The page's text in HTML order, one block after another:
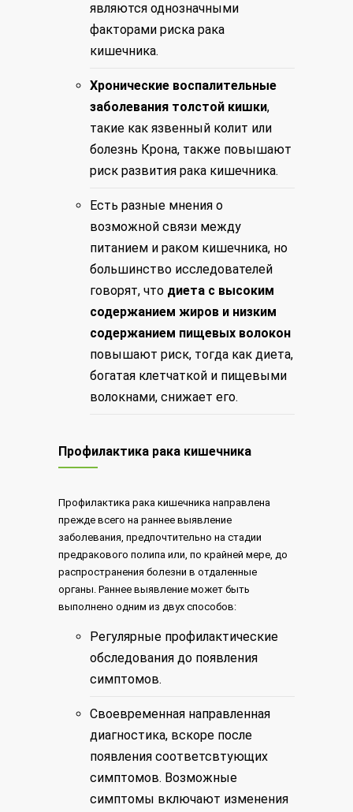
являются однозначными
факторами риска рака
кишечника.
Хронические воспалительные
заболевания толстой кишки,
такие как язвенный колит или
болезнь Крона, также повышают
риск развития рака кишечника.
Есть разные мнения о
возможной связи между
питанием и раком кишечника, но
большинство исследователей
говорят, что диета с высоким
содержанием жиров и низким
содержанием пищевых волокон
повышают риск, тогда как диета,
богатая клетчаткой и пищевыми
волокнами, снижает его.
Профилактика рака кишечника
Профилактика рака кишечника направлена ​​
прежде всего на раннее выявление
заболевания, предпочтительно на стадии
предракового полипа или, по крайней мере, до
распространения болезни в отдаленные
органы. Раннее выявление может быть
выполнено одним из двух способов:
Регулярные профилактические
обследования до появления
симптомов.
Своевременная направленная
диагностика, вскоре после
появления соответсвтующих
симптомов. Возможные
симптомы включают изменения